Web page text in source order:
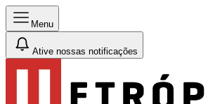
Menu
Ative nossas notificações